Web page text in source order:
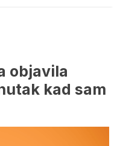
objavila
kad sam